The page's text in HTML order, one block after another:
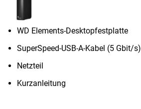
WD Elements-Desktopfestplatte
SuperSpeed-USB-A-Kabel (5 Gbit/s)
Netzteil
Kurzanleitung